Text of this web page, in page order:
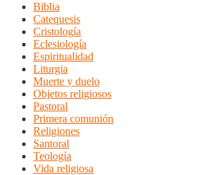
Biblia
Catequesis
Cristología
Eclesiología
Espiritualidad
Liturgia
Muerte y duelo
Objetos religiosos
Pastoral
Primera comunión
Religiones
Santoral
Teología
Vida religiosa